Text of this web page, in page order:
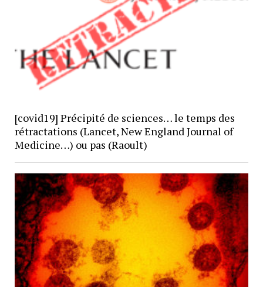
[covid19] Précipité de sciences… le temps des
rétractations (Lancet, New England Journal of
Medicine…) ou pas (Raoult)